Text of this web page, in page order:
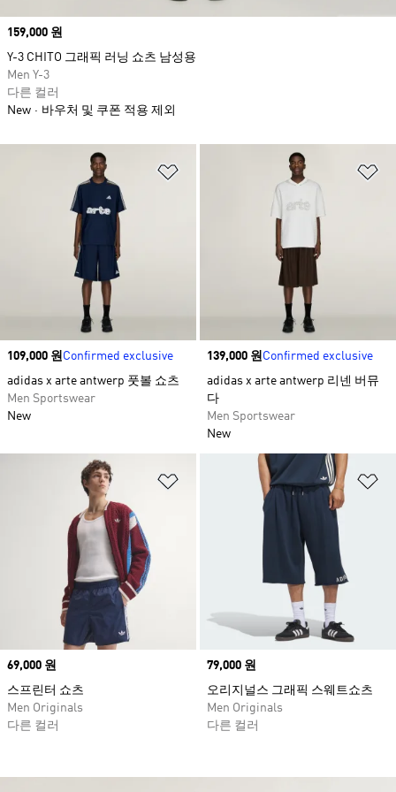
Price
109,000 원Confirmed exclusive
adidas x arte antwerp 풋볼 쇼츠
Men Sportswear
New
Price
139,000 원Confirmed exclusive
adidas x arte antwerp 리넨 버뮤
다
Men Sportswear
New
위시리스트 담기
Price
69,000 원
스프린터 쇼츠
Men Originals
다른 컬러
Price
79,000 원
오리지널스 그래픽 스웨트쇼츠
Men Originals
다른 컬러
Price
159,000 원
Y-3 CHITO 그래픽 러닝 쇼츠 남성용
Men Y-3
다른 컬러
New
바우처 및 쿠폰 적용 제외